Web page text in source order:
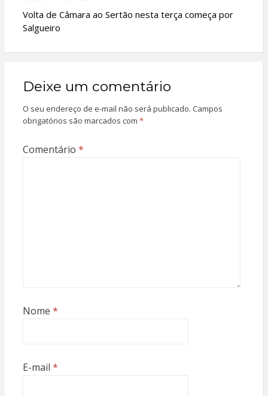
Volta de Câmara ao Sertão nesta terça começa por
Salgueiro
Deixe um comentário
O seu endereço de e-mail não será publicado. Campos
obrigatórios são marcados com *
Comentário *
Nome *
E-mail *